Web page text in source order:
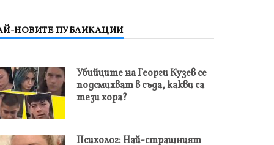
НОВИТЕ ПУБЛИКАЦИИ
Убийците на Георги Кузев се
подсмихват в съда, какви са
тези хора?
Психолог: Най-страшният